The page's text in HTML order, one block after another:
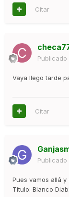
Citar
Publicado
Vaya llego tarde
Citar
Publicado
Pues vamos allá
Título: Blanco